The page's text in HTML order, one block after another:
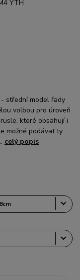
střední model řady
volbou pro úroveň
které obsahují i
možné podávat ty
celý popis